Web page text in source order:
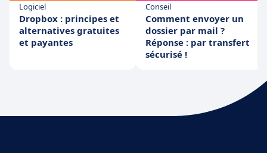
Logiciel
Dropbox : principes et
alternatives gratuites
et payantes
Conseil
Comment envoyer un
dossier par mail ?
Réponse : par transfert
sécurisé !